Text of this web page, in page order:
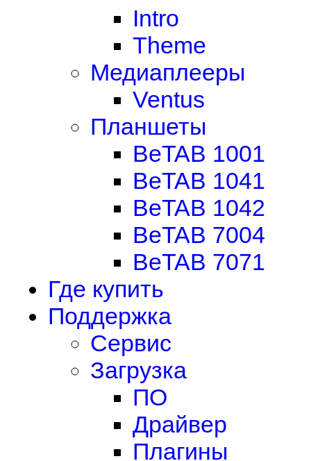
Intro
Theme
Медиаплееры
Ventus
Планшеты
BeTAB 1001
BeTAB 1041
BeTAB 1042
BeTAB 7004
BeTAB 7071
Где купить
Поддержка
Сервис
Загрузка
ПО
Драйвер
Плагины